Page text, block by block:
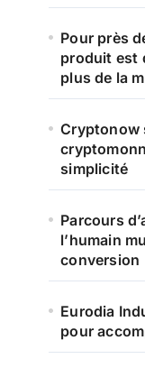
Pour près
produit est
plus de la
Cryptonow
simplicité
Parcours
l’humain
conversion
Eurodia
pour